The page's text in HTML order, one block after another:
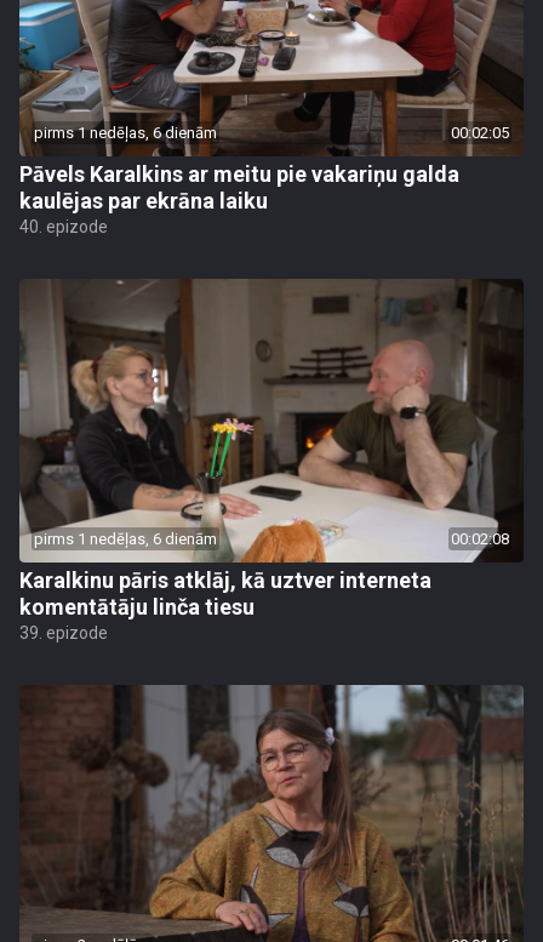
pirms 1 nedēļas, 6 dienām 00:02:05
Pāvels Karalkins ar meitu pie vakariņu galda
kaulējas par ekrāna laiku
40. epizode
pirms 1 nedēļas, 6 dienām 00:02:08
Karalkinu pāris atklāj, kā uztver interneta
komentātāju linča tiesu
39. epizode